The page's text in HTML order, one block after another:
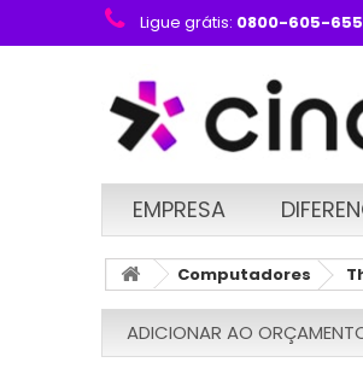
Ligue grátis: 0800-605-
EMPRESA
Computadores
ADICIONAR AO